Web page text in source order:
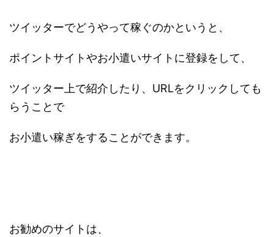
ツイッターでどうやって稼ぐのかというと、
ポイントサイトやお小遣いサイトに登録をして、
ツイッター上で紹介したり、URLをクリックしても
らうことで
お小遣い稼ぎをすることができます。
お勧めのサイトは、